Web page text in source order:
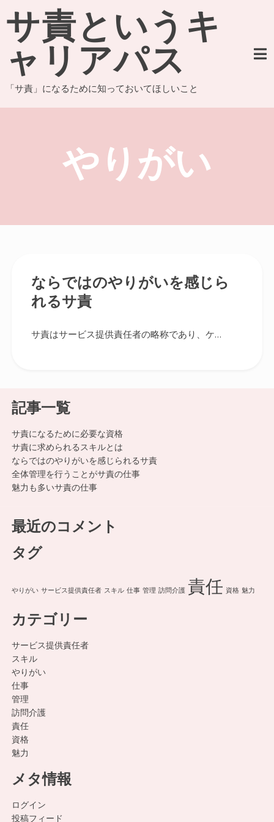
to
content
サ責というキ
ャリアパス
「サ責」になるために知っておいてほしいこと
やりがい
ならではのやりがいを感じら
れるサ責
サ責はサービス提供責任者の略称であり、ケ…
記事一覧
サ責になるために必要な資格
サ責に求められるスキルとは
ならではのやりがいを感じられるサ責
全体管理を行うことがサ責の仕事
魅力も多いサ責の仕事
最近のコメント
タグ
やりがい サービス提供責任者 スキル 仕事 管理 訪問介護 責任 資格 魅力
カテゴリー
サービス提供責任者
スキル
やりがい
仕事
管理
訪問介護
責任
資格
魅力
メタ情報
ログイン
投稿フィード